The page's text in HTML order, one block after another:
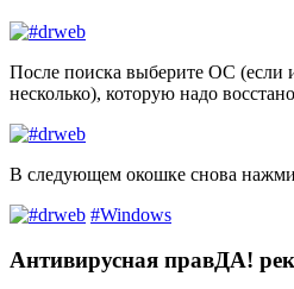
После поиска выберите ОС (если
несколько), которую надо
В следующем окошке снова
#Windows
Антивирусная правДА!